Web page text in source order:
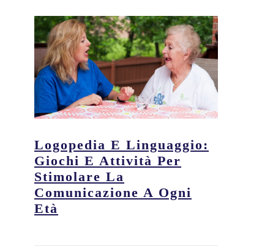
Logopedia E Linguaggio:
Giochi E Attività Per
Stimolare La
Comunicazione A Ogni
Età